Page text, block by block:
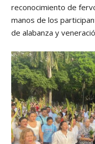
reconocimiento de
manos de los
de alabanza y